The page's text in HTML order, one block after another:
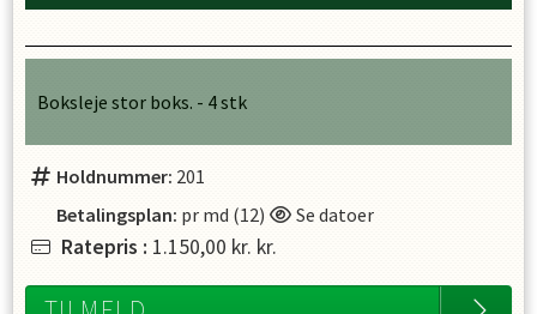
tilses en gang dagligt i din weekendvagt. Der skal tjekkes
fodertilskud.
Der tages forbehold for fejl og ændringer.
Boksleje stor boks. - 4 stk
Holdnummer: 201
Betalingsplan: pr md (12) Se datoer
Ratepris : 1.150,00 kr. kr.